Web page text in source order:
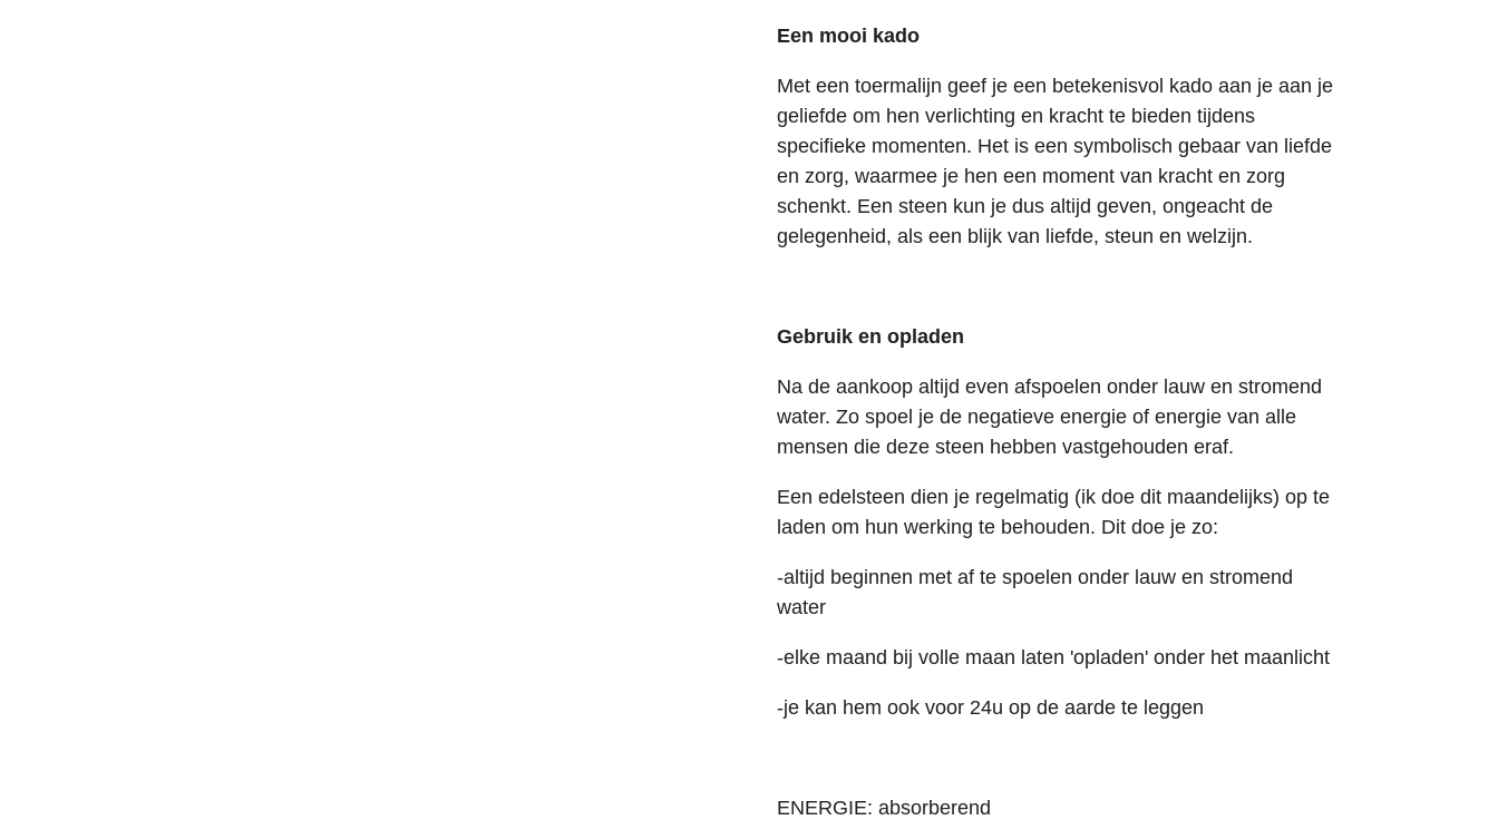
Een mooi kado
Met een toermalijn geef je een betekenisvol kado aan je aan je
geliefde om hen verlichting en kracht te bieden tijdens
specifieke momenten. Het is een symbolisch gebaar van liefde
en zorg, waarmee je hen een moment van kracht en zorg
schenkt. Een steen kun je dus altijd geven, ongeacht de
gelegenheid, als een blijk van liefde, steun en welzijn.
Gebruik en opladen
Na de aankoop altijd even afspoelen onder lauw en stromend
water. Zo spoel je de negatieve energie of energie van alle
mensen die deze steen hebben vastgehouden eraf.
Een edelsteen dien je regelmatig (ik doe dit maandelijks) op te
laden om hun werking te behouden. Dit doe je zo:
-altijd beginnen met af te spoelen onder lauw en stromend
water
-elke maand bij volle maan laten 'opladen' onder het maanlicht
-je kan hem ook voor 24u op de aarde te leggen
ENERGIE: absorberend